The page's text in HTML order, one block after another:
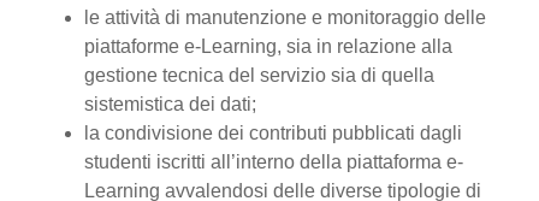
le attività di manutenzione e monitoraggio delle
piattaforme e-Learning, sia in relazione alla
gestione tecnica del servizio sia di quella
sistemistica dei dati;
la condivisione dei contributi pubblicati dagli
studenti iscritti all’interno della piattaforma e-
Learning avvalendosi delle diverse tipologie di